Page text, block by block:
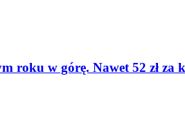
roku w górę. Nawet 52 zł za